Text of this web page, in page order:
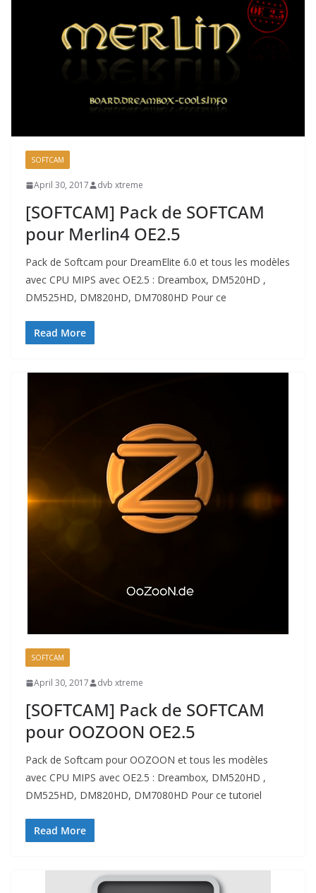
SOFTCAM
April 30, 2017 dvb xtreme
[SOFTCAM] Pack de SOFTCAM
pour Merlin4 OE2.5
Pack de Softcam pour DreamElite 6.0 et tous les modèles
avec CPU MIPS avec OE2.5 : Dreambox, DM520HD ,
DM525HD, DM820HD, DM7080HD Pour ce
Read More
SOFTCAM
April 30, 2017 dvb xtreme
[SOFTCAM] Pack de SOFTCAM
pour OOZOON OE2.5
Pack de Softcam pour OOZOON et tous les modèles
avec CPU MIPS avec OE2.5 : Dreambox, DM520HD ,
DM525HD, DM820HD, DM7080HD Pour ce tutoriel
Read More